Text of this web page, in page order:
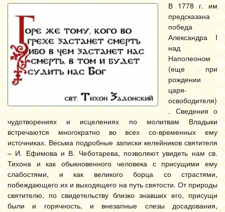
В 1778 г. им
предсказана
победа
Александра I
над
Наполеоном
(еще при
рождении
царя-
освободителя)
. Сведения о
чудотворениях и исцелениях по молитвам Владыки
встречаются многократно во всех со-временных ему
источниках. Весьма подробные записки келейников святителя
– И. Ефимова и В. Чеботарева, позволяют увидеть нам св.
Тихона и как обыкновенного человека с присущими ему
слабостями, и как великого борца со страстями,
побеждающего их и выходящего на путь святости. От природы
святителю, по свидетельству близко знавших его, присущи
были и горячность, и внезапные слезы досадования,